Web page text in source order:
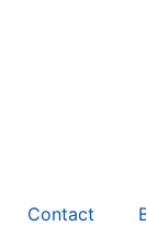
Contact